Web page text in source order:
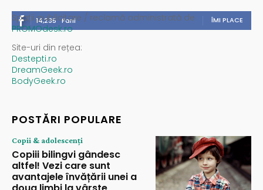
14,235 Fani ÎMI PLACE
Spații publicitare / reclamă administrată de
PROMOdesk.ro
Site-uri din rețea:
Destepti.ro
DreamGeek.ro
BodyGeek.ro
POSTĂRI POPULARE
Copii & adolescenți
Copiii bilingvi gândesc
altfel! Vezi care sunt
avantajele învățării unei a